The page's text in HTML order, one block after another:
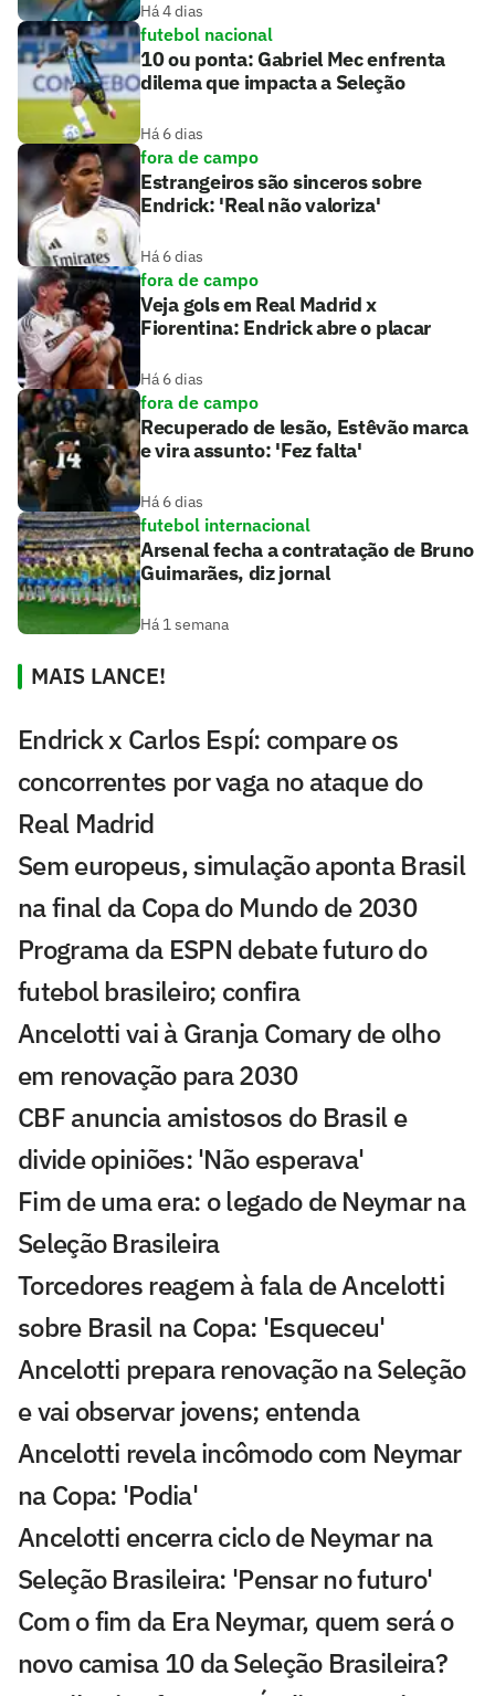
Há 4 dias
futebol nacional
10 ou ponta: Gabriel Mec enfrenta
dilema que impacta a Seleção
Há 6 dias
fora de campo
Estrangeiros são sinceros sobre
Endrick: 'Real não valoriza'
Há 6 dias
fora de campo
Veja gols em Real Madrid x
Fiorentina: Endrick abre o placar
Há 6 dias
fora de campo
Recuperado de lesão, Estêvão marca
e vira assunto: 'Fez falta'
Há 6 dias
futebol internacional
Arsenal fecha a contratação de Bruno
Guimarães, diz jornal
Há 1 semana
MAIS LANCE!
Endrick x Carlos Espí: compare os
concorrentes por vaga no ataque do
Real Madrid
Sem europeus, simulação aponta Brasil
na final da Copa do Mundo de 2030
Programa da ESPN debate futuro do
futebol brasileiro; confira
Ancelotti vai à Granja Comary de olho
em renovação para 2030
CBF anuncia amistosos do Brasil e
divide opiniões: 'Não esperava'
Fim de uma era: o legado de Neymar na
Seleção Brasileira
Torcedores reagem à fala de Ancelotti
sobre Brasil na Copa: 'Esqueceu'
Ancelotti prepara renovação na Seleção
e vai observar jovens; entenda
Ancelotti revela incômodo com Neymar
na Copa: 'Podia'
Ancelotti encerra ciclo de Neymar na
Seleção Brasileira: 'Pensar no futuro'
Com o fim da Era Neymar, quem será o
novo camisa 10 da Seleção Brasileira?